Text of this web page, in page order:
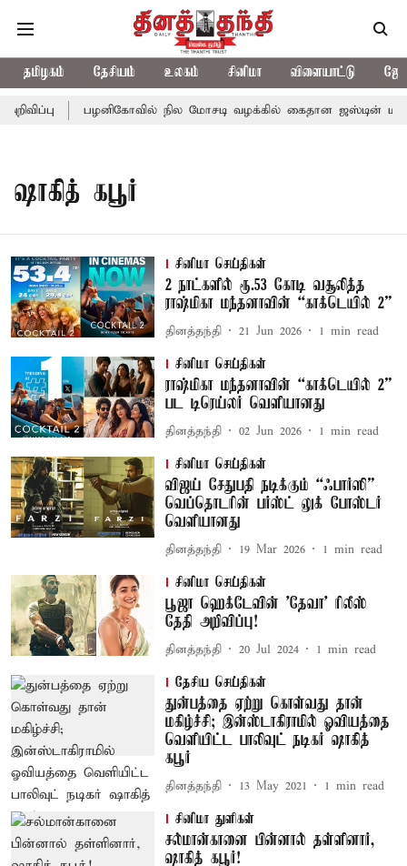
தமிழகம் தேசியம் உலகம் சினிமா விளையாட்டு
பழனிகோவில் நில மோசடி வழக்கில் கைதான ஜஸ்டின்
ஷாகித் கபூர்
சினிமா செய்திகள்
2 நாட்களில் ரூ.53 கோடி வசூலித்த
ராஷ்மிகா மந்தனாவின் “காக்டெயில் 2”
தினத்தந்தி 21 Jun 2026 1 min read
சினிமா செய்திகள்
ராஷ்மிகா மந்தனாவின் “காக்டெயில் 2”
பட டிரெய்லர் வெளியானது
தினத்தந்தி 02 Jun 2026 1 min read
சினிமா செய்திகள்
விஜய் சேதுபதி நடிக்கும் “ஃபார்ஸி”
வெப்தொடரின் பர்ஸ்ட் லுக் போஸ்டர்
வெளியானது
தினத்தந்தி 19 Mar 2026 1 min read
சினிமா செய்திகள்
பூஜா ஹெக்டேவின் 'தேவா' ரிலீஸ்
தேதி அறிவிப்பு!
தினத்தந்தி 20 Jul 2024 1 min read
தேசிய செய்திகள்
துன்பத்தை ஏற்று கொள்வது தான்
மகிழ்ச்சி; இன்ஸ்டாகிராமில் ஓவியத்தை
வெளியிட்ட பாலிவுட் நடிகர் ஷாகித்
கபூர்
தினத்தந்தி 13 May 2021 1 min read
சினிமா துளிகள்
சல்மான்கானை பின்னால் தள்ளினார்,
ஷாகித் கபூர்!